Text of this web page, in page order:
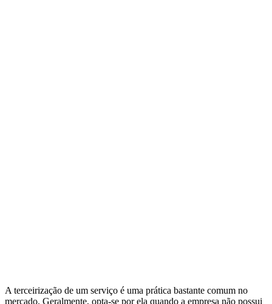
A terceirização de um serviço é uma prática bastante comum no
mercado. Geralmente, opta-se por ela quando a empresa não possui